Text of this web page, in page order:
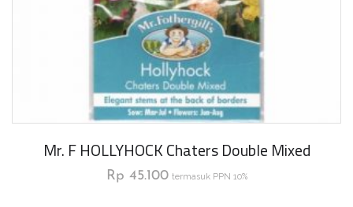
Mr. F HOLLYHOCK Chaters Double Mixed
Rp 45.100 termasuk PPN 10%